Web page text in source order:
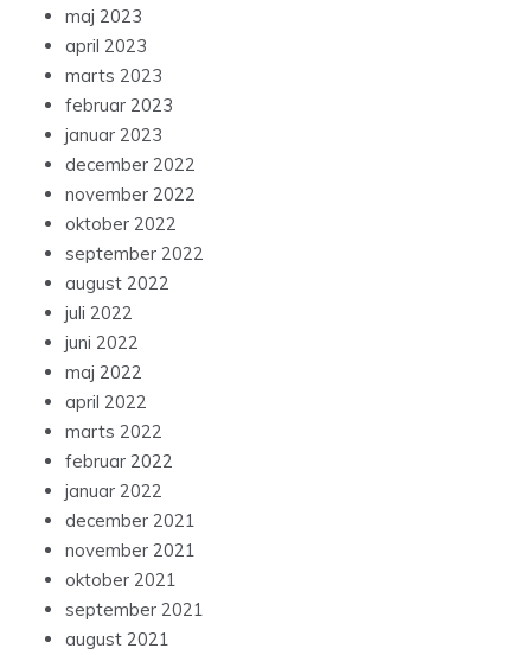
maj 2023
april 2023
marts 2023
februar 2023
januar 2023
december 2022
november 2022
oktober 2022
september 2022
august 2022
juli 2022
juni 2022
maj 2022
april 2022
marts 2022
februar 2022
januar 2022
december 2021
november 2021
oktober 2021
september 2021
august 2021